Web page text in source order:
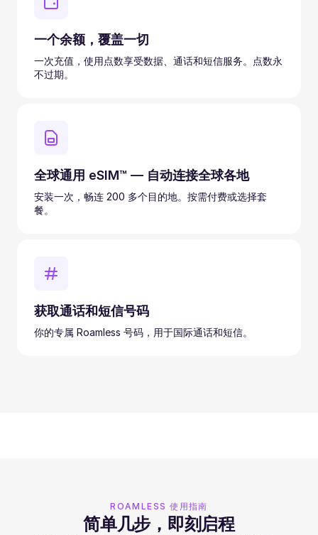
一个余额，覆盖一切
一次充值，使用点数享受数据、通话和短信服务。点数永
不过期。
全球通用 eSIM™ — 自动连接全球各地
安装一次，畅连 200 多个目的地。按需付费或选择套
餐。
获取通话和短信号码
你的专属 Roamless 号码，用于国际通话和短信。
ROAMLESS 使用指南
简单几步，即刻启程